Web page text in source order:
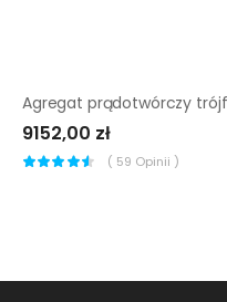
9152,00 zł
( 59 Opinii )